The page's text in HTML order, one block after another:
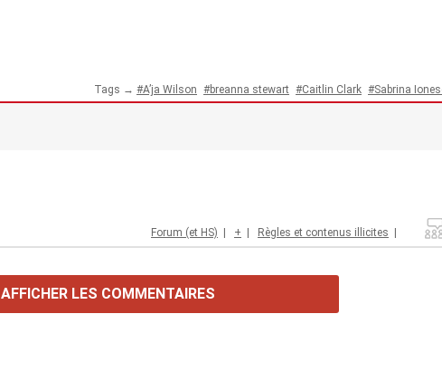
Tags → A’ja Wilson breanna stewart Caitlin Clark Sabrina
Forum (et HS) | + | Règles et contenus illicites |
AFFICHER LES COMMENTAIRES